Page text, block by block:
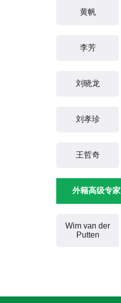
黄帆
李芳
刘晓龙
刘孝珍
王哲奇
外籍高级专家
Wim van der
Putten